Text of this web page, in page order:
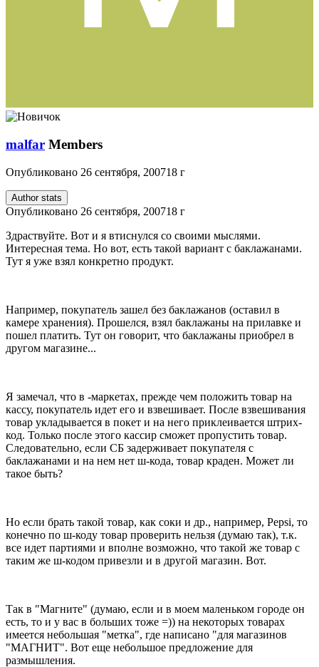
malfar Members
Опубликовано 26 сентября, 200718 г
Author stats
Опубликовано 26 сентября, 200718 г
Здраствуйте. Вот и я втиснулся со своими мыслями.
Интересная тема. Но вот, есть такой вариант с баклажанами.
Тут я уже взял конкретно продукт.
Например, покупатель зашел без баклажанов (оставил в
камере хранения). Прошелся, взял баклажаны на прилавке и
пошел платить. Тут он говорит, что баклажаны приобрел в
другом магазине...
Я замечал, что в -маркетах, прежде чем положить товар на
кассу, покупатель идет его и взвешивает. После взвешивания
товар укладывается в покет и на него приклеивается штрих-
код. Только после этого кассир сможет пропустить товар.
Следовательно, если СБ задерживает покупателя с
баклажанами и на нем нет ш-кода, товар краден. Может ли
такое быть?
Но если брать такой товар, как соки и др., например, Pepsi, то
конечно по ш-коду товар проверить нельзя (думаю так), т.к.
все идет партиями и вполне возможно, что такой же товар с
таким же ш-кодом привезли и в другой магазин. Вот.
Так в "Магните" (думаю, если и в моем маленьком городе он
есть, то и у вас в больших тоже =)) на некоторых товарах
имеется небольшая "метка", где написано "для магазинов
"МАГНИТ". Вот еще небольшое предложение для
размышления.